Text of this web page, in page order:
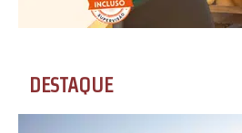
DESTAQUE